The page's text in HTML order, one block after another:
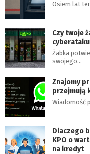
Osiem lat
Czy twoje
Żabka
swojego…
Znajomy
przejmują
Wiadomość
Dlaczego
KPO o
na kredyt